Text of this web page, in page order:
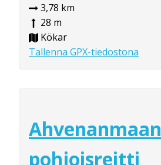
3,78 km
28 m
Kökar
Tallenna GPX-tiedostona
Ahvenanmaan
pohjoisreitti